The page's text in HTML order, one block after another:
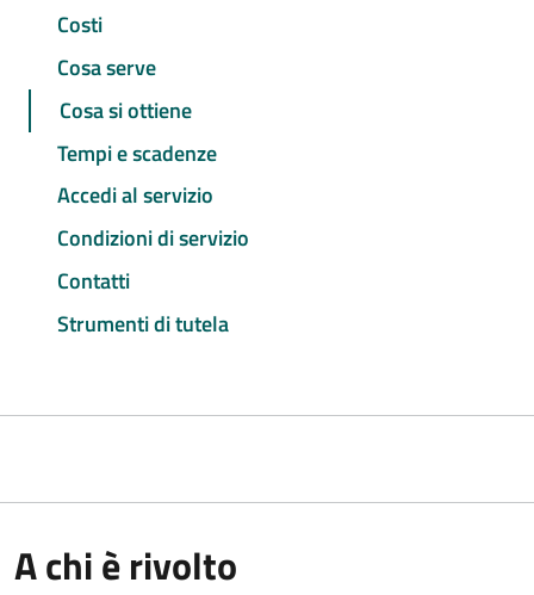
Costi
Cosa serve
Cosa si ottiene
Tempi e scadenze
Accedi al servizio
Condizioni di servizio
Contatti
Strumenti di tutela
A chi è rivolto